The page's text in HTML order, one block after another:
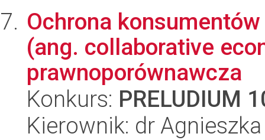
Ochrona
(ang. collaborative
prawnoporównawcza
Konkurs: PRELUDIUM
Kierownik: dr